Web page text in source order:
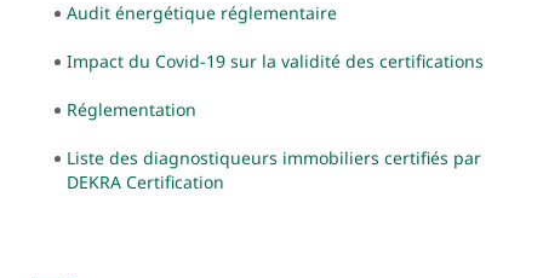
Audit énergétique réglementaire
Impact du Covid-19 sur la validité des certifications
Réglementation
Liste des diagnostiqueurs immobiliers certifiés par
DEKRA Certification